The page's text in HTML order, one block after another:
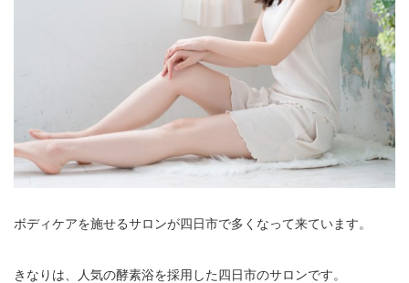
ボディケアを施せるサロンが四日市で多くなって来ています。
きなりは、人気の酵素浴を採用した四日市のサロンです。